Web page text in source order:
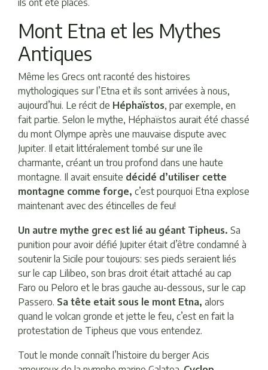
Mont Etna et les Mythes
Antiques
Même les Grecs ont raconté des histoires
mythologiques sur l’Etna et ils sont arrivées à nous,
aujourd’hui. Le récit de Héphaïstos, par exemple, en
fait partie. Selon le mythe, Héphaïstos aurait été chassé
du mont Olympe après une mauvaise dispute avec
Jupiter. Il etait littéralement tombé sur une île
charmante, créant un trou profond dans une haute
montagne. Il avait ensuite décidé d’utiliser cette
montagne comme forge, c’est pourquoi Etna explose
maintenant avec des étincelles de feu!
Un autre mythe grec est lié au géant Tipheus. Sa
punition pour avoir défié Jupiter était d’être condamné à
soutenir la Sicile pour toujours: ses pieds seraient liés
sur le cap Lilibeo, son bras droit était attaché au cap
Faro ou Peloro et le bras gauche au-dessous, sur le cap
Passero. Sa tête etait sous le mont Etna, alors
quand le volcan gronde et jette le feu, c’est en fait la
protestation de Tipheus que vous entendez.
Tout le monde connaît l’histoire du berger Acis